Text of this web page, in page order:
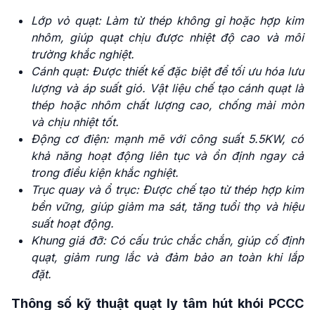
Lớp vỏ quạt: Làm từ thép không gỉ hoặc hợp kim
nhôm, giúp quạt chịu được nhiệt độ cao và môi
trường khắc nghiệt.
Cánh quạt: Được thiết kế đặc biệt để tối ưu hóa lưu
lượng và áp suất gió. Vật liệu chế tạo cánh quạt là
thép hoặc nhôm chất lượng cao, chống mài mòn
và chịu nhiệt tốt.
Động cơđiện: mạnh mẽ với công suất 5.5KW, có
khả năng hoạt động liên tục và ổn định ngay cả
trong điều kiện khắc nghiệt.
Trục quay và ổ trục: Được chế tạo từ thép hợp kim
bền vững, giúp giảm ma sát, tăng tuổi thọ và hiệu
suất hoạt động.
Khung giá đỡ: Có cấu trúc chắc chắn, giúp cố định
quạt, giảm rung lắc và đảm bảo an toàn khi lắp
đặt.
Thông số kỹ thuật quạt ly tâm hút khói PCCC